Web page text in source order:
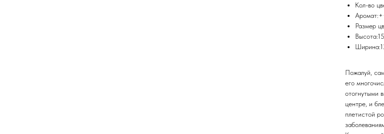
Кол-во
Размер
Пожалуй,
его
отогнутыми
центре, и
плетистой